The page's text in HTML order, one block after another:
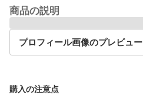
商品の説明
プロフィール画像のプレビュー
購入の注意点